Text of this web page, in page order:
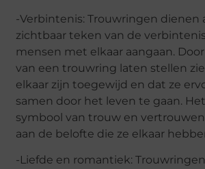
-Verbintenis: Trouwringen dienen
zichtbaar teken van de
mensen met elkaar aangaan.
van een trouwring laten stellen
elkaar zijn toegewijd en dat ze
samen door het leven te gaan.
symbool van trouw en
aan de belofte die ze elkaar
-Liefde en romantiek: